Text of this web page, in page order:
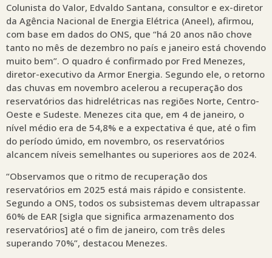
Colunista do Valor, Edvaldo Santana, consultor e ex-diretor
da Agência Nacional de Energia Elétrica (Aneel), afirmou,
com base em dados do ONS, que “há 20 anos não chove
tanto no mês de dezembro no país e janeiro está chovendo
muito bem”. O quadro é confirmado por Fred Menezes,
diretor-executivo da Armor Energia. Segundo ele, o retorno
das chuvas em novembro acelerou a recuperação dos
reservatórios das hidrelétricas nas regiões Norte, Centro-
Oeste e Sudeste. Menezes cita que, em 4 de janeiro, o
nível médio era de 54,8% e a expectativa é que, até o fim
do período úmido, em novembro, os reservatórios
alcancem níveis semelhantes ou superiores aos de 2024.
“Observamos que o ritmo de recuperação dos
reservatórios em 2025 está mais rápido e consistente.
Segundo a ONS, todos os subsistemas devem ultrapassar
60% de EAR [sigla que significa armazenamento dos
reservatórios] até o fim de janeiro, com três deles
superando 70%”, destacou Menezes.